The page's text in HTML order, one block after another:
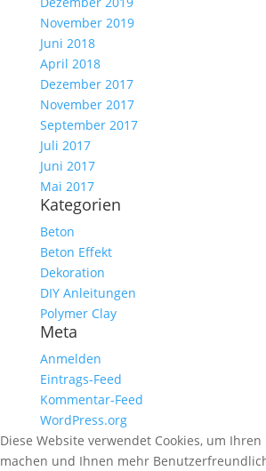
November 2019
Juni 2018
April 2018
Dezember 2017
November 2017
September 2017
Juli 2017
Juni 2017
Mai 2017
Kategorien
Beton
Beton Effekt
Dekoration
DIY Anleitungen
Polymer Clay
Meta
Anmelden
Eintrags-Feed
Kommentar-Feed
WordPress.org
Diese Website verwendet Cookies, um
machen und Ihnen mehr